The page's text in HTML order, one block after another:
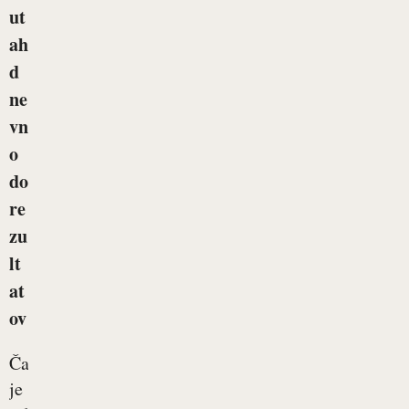
ut
ah
d
ne
vn
o
do
re
zu
lt
at
ov
Čas
je